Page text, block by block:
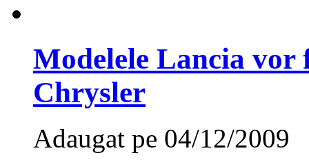
Modelele Lancia vor
Chrysler
Adaugat pe 04/12/2009